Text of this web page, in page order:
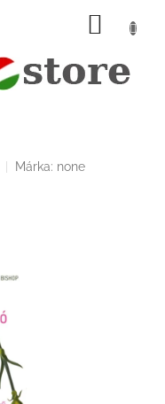
KOSÁR
Márka: none